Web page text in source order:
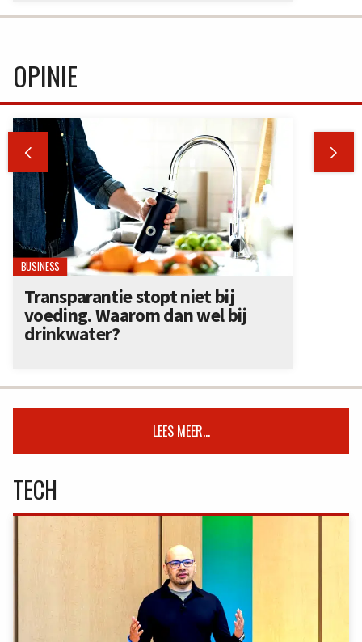
OPINIE
 
BUSINESS
Transparantie stopt niet bij
voeding. Waarom dan wel bij
drinkwater?
LEES MEER...
TECH